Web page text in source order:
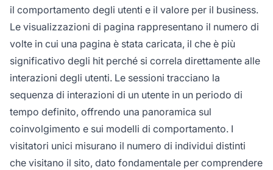
il comportamento degli utenti e il valore per il business.
Le visualizzazioni di pagina rappresentano il numero di
volte in cui una pagina è stata caricata, il che è più
significativo degli hit perché si correla direttamente alle
interazioni degli utenti. Le sessioni tracciano la
sequenza di interazioni di un utente in un periodo di
tempo definito, offrendo una panoramica sul
coinvolgimento e sui modelli di comportamento. I
visitatori unici misurano il numero di individui distinti
che visitano il sito, dato fondamentale per comprendere